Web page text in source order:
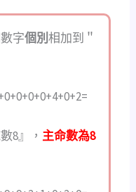
字個別 相加到＂
8』， 主命數為8